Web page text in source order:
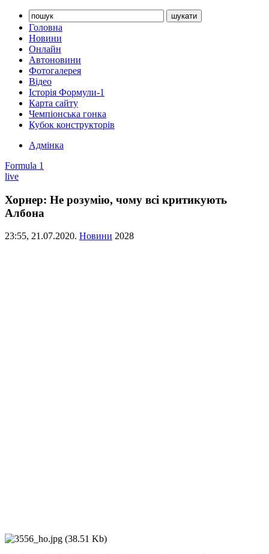
Головна
Новини
Онлайн
Автоновини
Фотогалерея
Відео
Історія Формули-1
Карта сайту
Чемпіонська гонка
Кубок конструкторів
Адмінка
Formula 1
live
Хорнер: Не розумію, чому всі критикують
Албона
23:55, 21.07.2020. Новини 2028